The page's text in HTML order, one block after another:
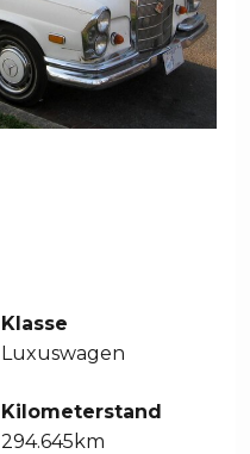
Klasse
Luxuswagen
Kilometerstand
294.645km